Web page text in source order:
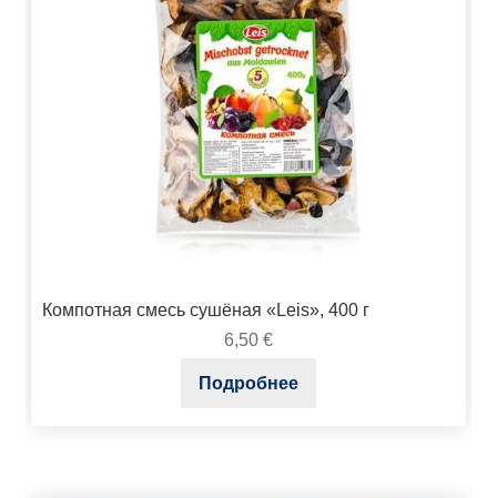
Компотная смесь сушёная «Leis», 400 г
6,50 €
Подробнее